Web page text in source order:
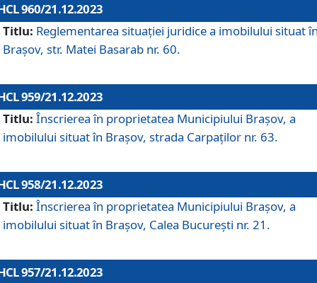
960/21.12.2023
Titlu: Reglementarea situației juridice a imobilului situat
Brașov, str. Matei Basarab nr. 60.
959/21.12.2023
Titlu: Înscrierea în proprietatea Municipiului Brașov, a
imobilului situat în Brașov, strada Carpaților nr. 63.
958/21.12.2023
Titlu: Înscrierea în proprietatea Municipiului Brașov, a
imobilului situat în Brașov, Calea București nr. 21.
957/21.12.2023